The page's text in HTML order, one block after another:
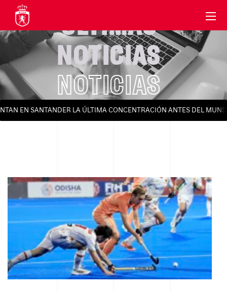
ÚLTIMAS
NOTICIAS
NOTICIAS
EN SANTANDER LA ÚLTIMA CONCENTRACIÓN ANTES DEL MUNDIAL